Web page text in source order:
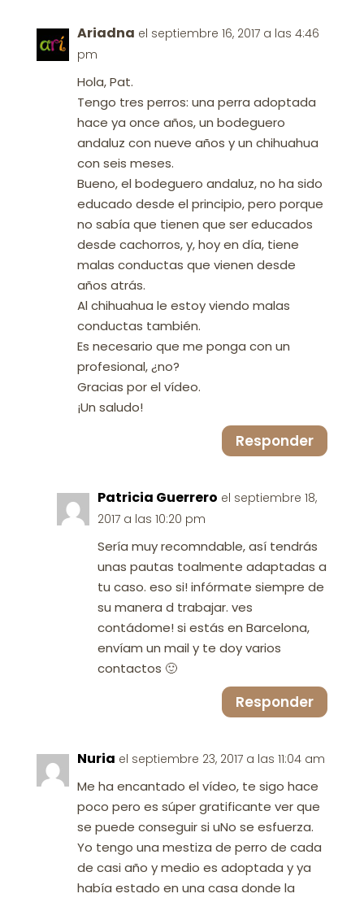
Ariadna el septiembre 16, 2017 a las 4:46
pm
Hola, Pat.
Tengo tres perros: una perra adoptada
hace ya once años, un bodeguero
andaluz con nueve años y un chihuahua
con seis meses.
Bueno, el bodeguero andaluz, no ha sido
educado desde el principio, pero porque
no sabía que tienen que ser educados
desde cachorros, y, hoy en día, tiene
malas conductas que vienen desde
años atrás.
Al chihuahua le estoy viendo malas
conductas también.
Es necesario que me ponga con un
profesional, ¿no?
Gracias por el vídeo.
¡Un saludo!
Responder
Patricia Guerrero el septiembre 18,
2017 a las 10:20 pm
Sería muy recomndable, así tendrás
unas pautas toalmente adaptadas a
tu caso. eso si! infórmate siempre de
su manera d trabajar. ves
contádome! si estás en Barcelona,
envíam un mail y te doy varios
contactos 🙂
Responder
Nuria el septiembre 23, 2017 a las 11:04 am
Me ha encantado el vídeo, te sigo hace
poco pero es súper gratificante ver que
se puede conseguir si uNo se esfuerza.
Yo tengo una mestiza de perro de cada
de casi año y medio es adoptada y ya
había estado en una casa donde la